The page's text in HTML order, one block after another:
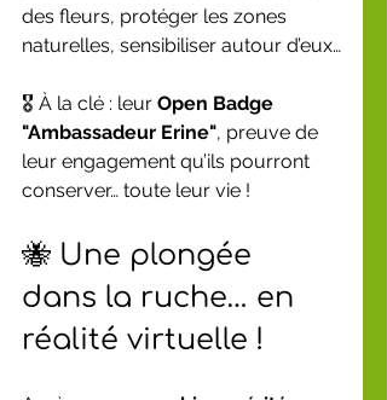
des fleurs, protéger les zones
naturelles, sensibiliser autour d’eux…
🎖️ À la clé : leur Open Badge
"Ambassadeur Erine", preuve de
leur engagement qu’ils pourront
conserver… toute leur vie !
🐝 Une plongée
dans la ruche… en
réalité virtuelle !